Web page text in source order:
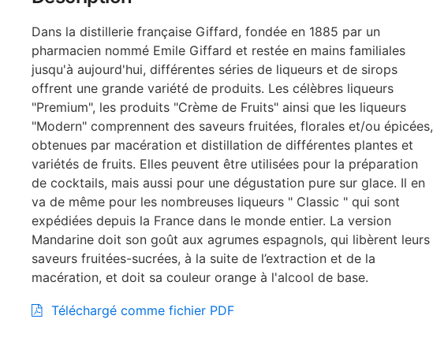
Dans la distillerie française Giffard, fondée en 1885 par un
pharmacien nommé Emile Giffard et restée en mains familiales
jusqu'à aujourd'hui, différentes séries de liqueurs et de sirops
offrent une grande variété de produits. Les célèbres liqueurs
"Premium", les produits "Crème de Fruits" ainsi que les liqueurs
"Modern" comprennent des saveurs fruitées, florales et/ou épicées,
obtenues par macération et distillation de différentes plantes et
variétés de fruits. Elles peuvent être utilisées pour la préparation
de cocktails, mais aussi pour une dégustation pure sur glace. Il en
va de même pour les nombreuses liqueurs " Classic " qui sont
expédiées depuis la France dans le monde entier. La version
Mandarine doit son goût aux agrumes espagnols, qui libèrent leurs
saveurs fruitées-sucrées, à la suite de l’extraction et de la
macération, et doit sa couleur orange à l'alcool de base.
Téléchargé comme fichier PDF